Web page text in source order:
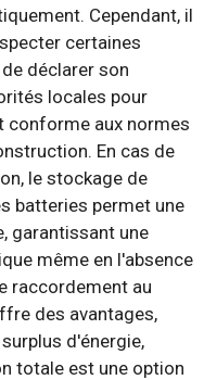
Cependant, il
certaines
déclarer son
locales pour
conforme aux normes
En cas de
le stockage de
batteries permet une
garantissant une
même en l'absence
raccordement au
des avantages,
d'énergie,
totale est une option